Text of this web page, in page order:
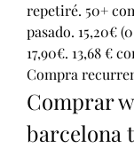
repetiré. 50+
pasado. 15,20€
17,90€. 13,68 €
Compra
Comprar
barcelona